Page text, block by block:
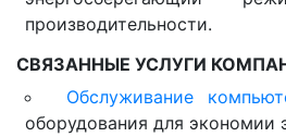
производительности.
СВЯЗАННЫЕ УСЛУГИ
Обслуживание
оборудования для экономии